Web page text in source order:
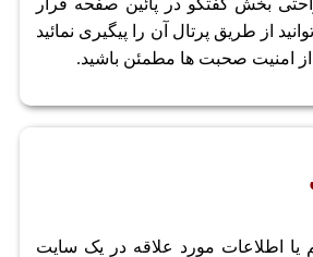
از طریق پرتال آن را پیگیری نمائید
از امنیت صحبت ها مطمئن باشید.
اطلاعات مورد علاقه در یک سایت